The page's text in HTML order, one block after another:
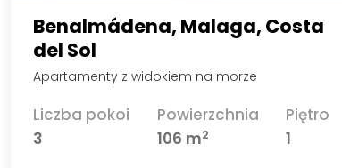
Benalmádena, Malaga, Costa
del Sol
Apartamenty z widokiem na morze
Liczba pokoi
3
Powierzchnia
106 m2
Piętro
1